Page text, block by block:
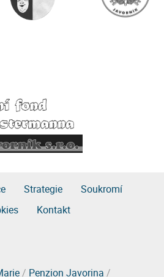
Strategie
Soukromí
Kontakt
/ Penzion Javorina /